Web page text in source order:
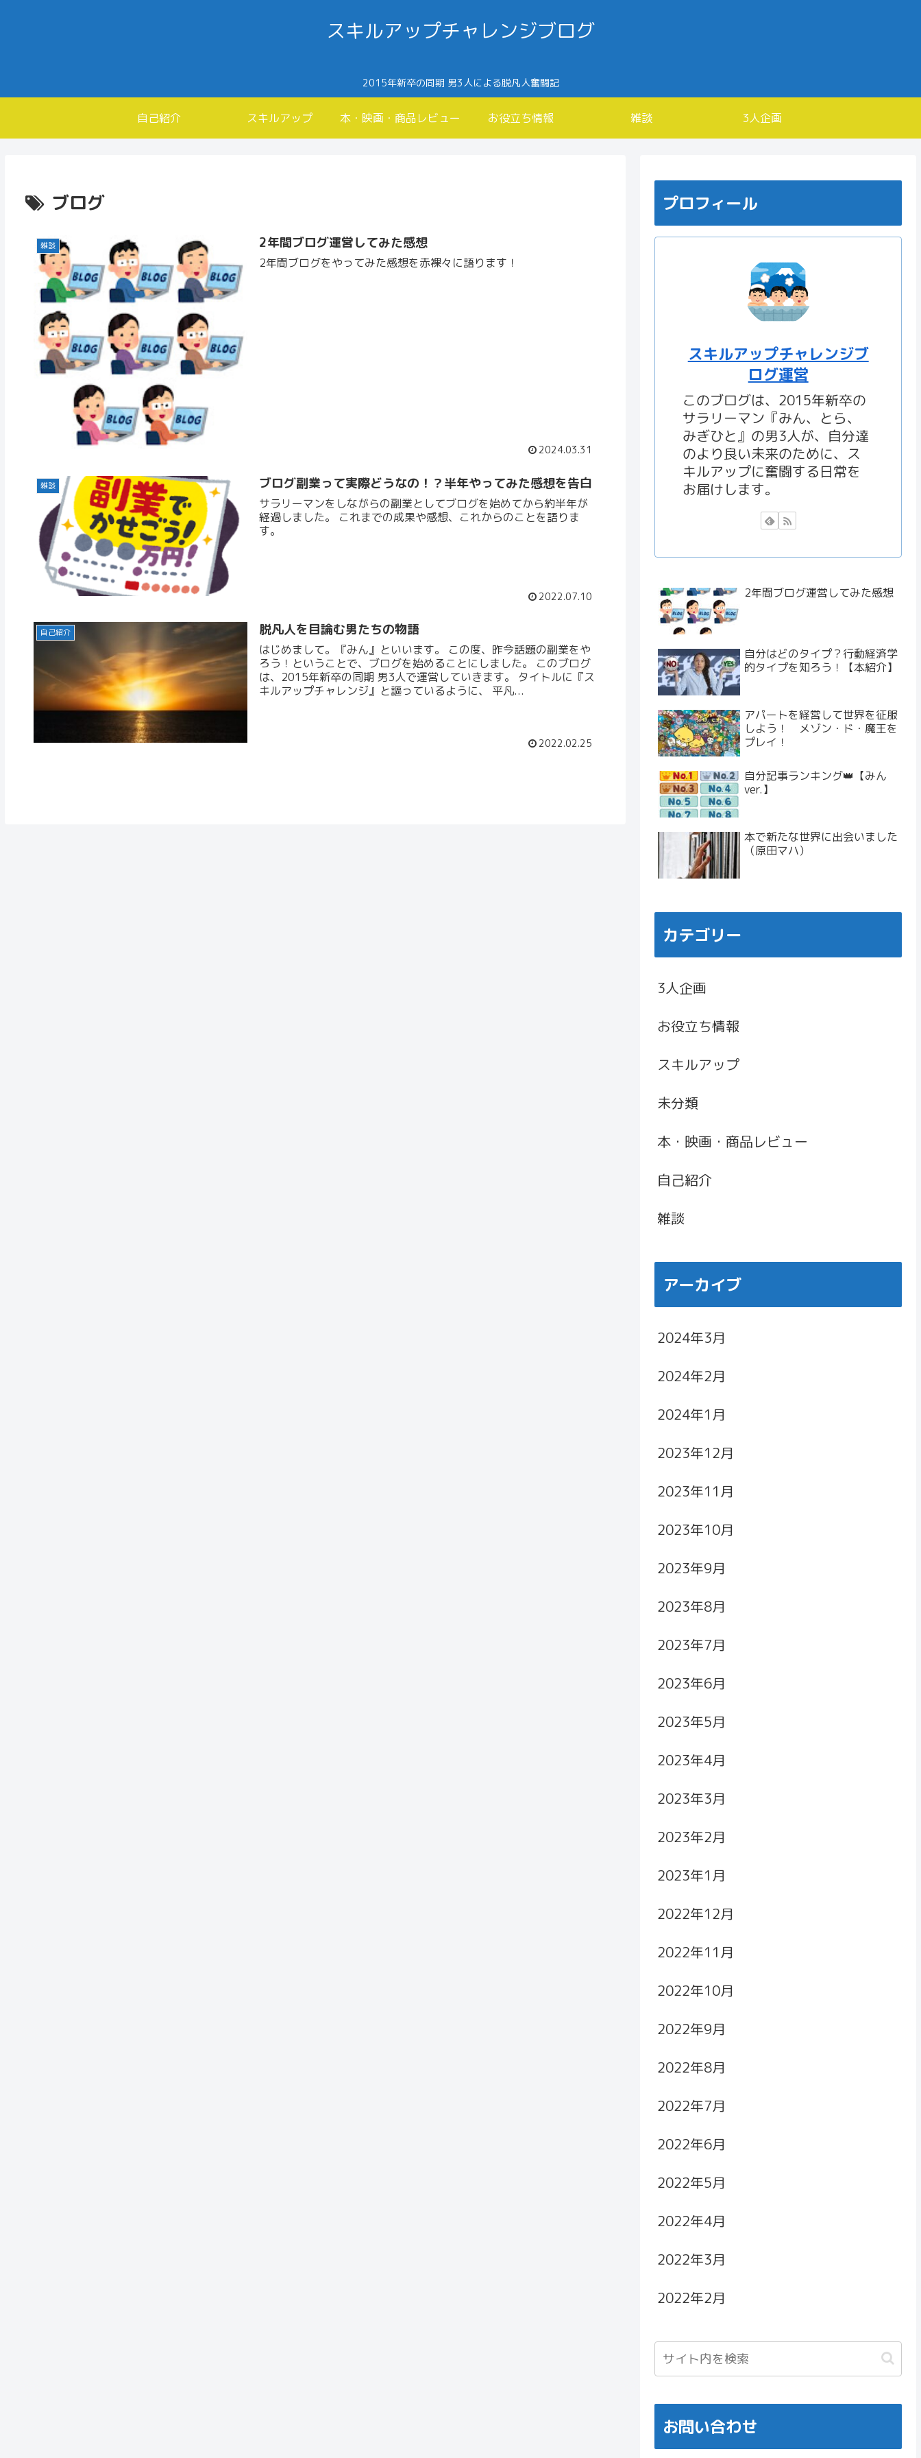
スキルアップチャレンジブログ
2015年新卒の同期 男3人による脱凡人奮闘記
自己紹介 スキルアップ 本・映画・商品レビュー お役立ち情報 雑談 3人企画
ブログ
雑談 2年間ブログ運営してみた感想
2年間ブログをやってみた感想を赤裸々に語ります！
2024.03.31
雑談 ブログ副業って実際どうなの！？半年やってみた感想を告白
サラリーマンをしながらの副業としてブログを始めてから約半年が
経過しました。 これまでの成果や感想、これからのことを語りま
す。
2022.07.10
自己紹介 脱凡人を目論む男たちの物語
はじめまして。『みん』といいます。 この度、昨今話題の副業をや
ろう！ということで、ブログを始めることにしました。 このブログ
は、2015年新卒の同期 男3人で運営していきます。 タイトルに『ス
キルアップチャレンジ』と謳っているように、 平凡...
2022.02.25
プロフィール
スキルアップチャレンジブ
ログ運営
このブログは、2015年新卒の
サラリーマン『みん、とら、
みぎひと』の男3人が、自分達
のより良い未来のために、ス
キルアップに奮闘する日常を
お届けします。
2年間ブログ運営してみた感想
自分はどのタイプ？行動経済学
的タイプを知ろう！【本紹介】
アパートを経営して世界を征服
しよう！ メゾン・ド・魔王を
プレイ！
自分記事ランキング👑【みん
ver.】
本で新たな世界に出会いました
（原田マハ）
カテゴリー
3人企画
お役立ち情報
スキルアップ
未分類
本・映画・商品レビュー
自己紹介
雑談
アーカイブ
2024年3月
2024年2月
2024年1月
2023年12月
2023年11月
2023年10月
2023年9月
2023年8月
2023年7月
2023年6月
2023年5月
2023年4月
2023年3月
2023年2月
2023年1月
2022年12月
2022年11月
2022年10月
2022年9月
2022年8月
2022年7月
2022年6月
2022年5月
2022年4月
2022年3月
2022年2月
お問い合わせ